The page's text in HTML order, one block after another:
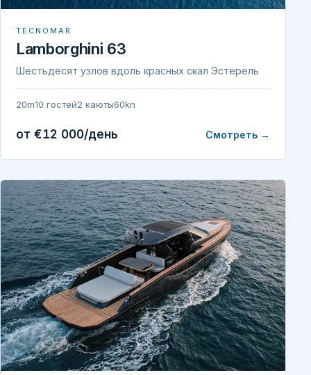
TECNOMAR
Lamborghini 63
Шестьдесят узлов вдоль красных скал Эстерель
20m10 гостей2 каюты60kn
от €12 000/день Смотреть →